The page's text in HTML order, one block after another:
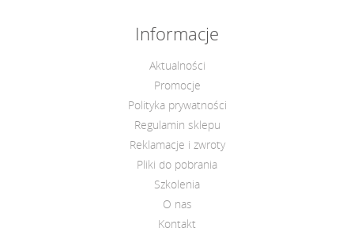
Informacje
Aktualności
Promocje
Polityka prywatności
Regulamin sklepu
Reklamacje i zwroty
Pliki do pobrania
Szkolenia
O nas
Kontakt